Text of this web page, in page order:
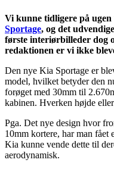
Vi kunne tidligere på ugen
Sportage, og det
første interiørbilleder dog
redaktionen er vi ikke
Den nye Kia Sportage er
model, hvilket betyder den
forøget med 30mm til
kabinen. Hverken højde
Pga. Det nye design hvor
10mm kortere, har man fået
Kia kunne vende dette til
aerodynamisk.